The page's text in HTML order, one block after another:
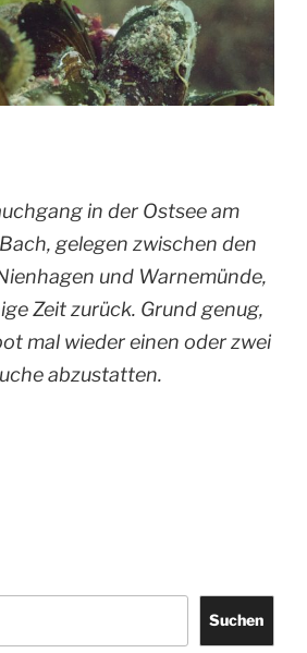
in der Ostsee am
gelegen zwischen den
und Warnemünde,
Zeit zurück. Grund genug,
mal wieder einen oder zwei
abzustatten.
Suchen